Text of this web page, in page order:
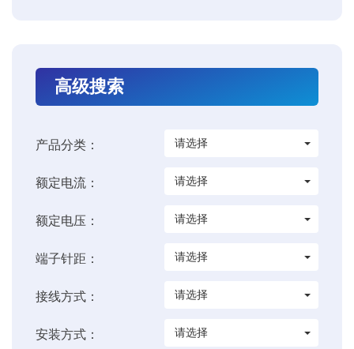
高级搜索
产品分类： 请选择
额定电流： 请选择
额定电压： 请选择
端子针距： 请选择
接线方式： 请选择
安装方式： 请选择